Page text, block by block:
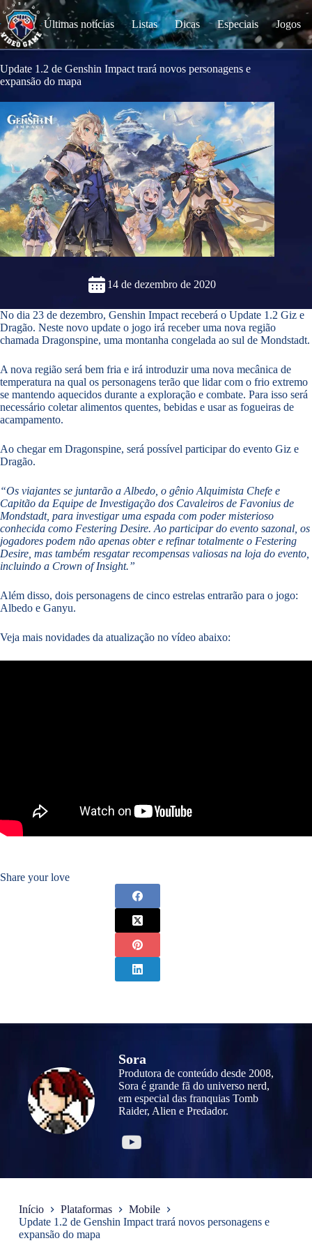
k
i
p
o
c
n
e
n
t
Últimas notícias Listas Dicas Especiais Jogos
Update 1.2 de Genshin Impact trará novos personagens e
expansão do mapa
14 de dezembro de 2020
No dia 23 de dezembro, Genshin Impact receberá o Update 1.2 Giz e
Dragão. Neste novo update o jogo irá receber uma nova região
chamada Dragonspine, uma montanha congelada ao sul de Mondstadt.
A nova região será bem fria e irá introduzir uma nova mecânica de
temperatura na qual os personagens terão que lidar com o frio extremo
se mantendo aquecidos durante a exploração e combate. Para isso será
necessário coletar alimentos quentes, bebidas e usar as fogueiras de
acampamento.
Ao chegar em Dragonspine, será possível participar do evento Giz e
Dragão.
“Os viajantes se juntarão a Albedo, o gênio Alquimista Chefe e
Capitão da Equipe de Investigação dos Cavaleiros de Favonius de
Mondstadt, para investigar uma espada com poder misterioso
conhecida como Festering Desire. Ao participar do evento sazonal, os
jogadores podem não apenas obter e refinar totalmente o Festering
Desire, mas também resgatar recompensas valiosas na loja do evento,
incluindo a Crown of Insight.”
Além disso, dois personagens de cinco estrelas entrarão para o jogo:
Albedo e Ganyu.
Veja mais novidades da atualização no vídeo abaixo:
Share your love
Sora
Produtora de conteúdo desde 2008,
Sora é grande fã do universo nerd,
em especial das franquias Tomb
Raider, Alien e Predador.
Início Plataformas
Mobile
Update 1.2 de Genshin Impact trará novos personagens e
expansão do mapa